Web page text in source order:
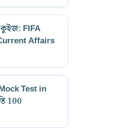
কুইজ: FIFA
Affairs
Test in
100